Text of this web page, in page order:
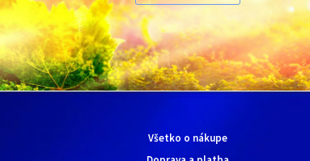
céder
mošus
Všetko o nákupe